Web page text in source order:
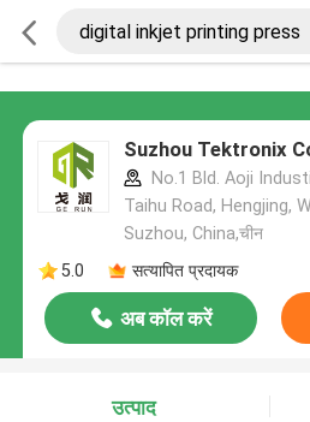
Suzhou Tektronix
No.1 Bld. Aoji
Taihu Road, Hengjing,
Suzhou, China,चीन
5.0
सत्यापित प्रदायक
अब कॉल करें
उत्पाद